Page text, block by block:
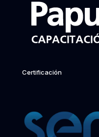
Certificación